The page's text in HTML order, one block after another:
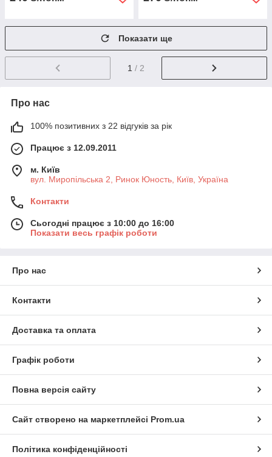
Показати ще
1 / 2
Про нас
100% позитивних з 22 відгуків за рік
Працює з 12.09.2011
м. Київ
вул. Миропільська 2, Ринок Юность, Київ, Україна
Контакти
Сьогодні працює з 10:00 до 16:00
Показати весь графік роботи
Про нас
Контакти
Доставка та оплата
Графік роботи
Повна версія сайту
Сайт створено на маркетплейсі Prom.ua
Політика конфіденційності